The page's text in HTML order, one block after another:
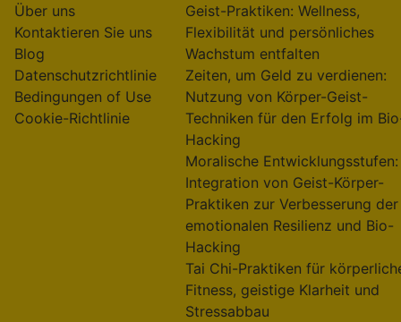
Über uns
Kontaktieren Sie uns
Blog
Datenschutzrichtlinie
Bedingungen of Use
Cookie-Richtlinie
Geist-Praktiken: Wellness,
Flexibilität und persönliches
Wachstum entfalten
Zeiten, um Geld zu verdienen:
Nutzung von Körper-Geist-
Techniken für den Erfolg im
Hacking
Moralische Entwicklungsstufen:
Integration von Geist-Körper-
Praktiken zur Verbesserung der
emotionalen Resilienz und Bio-
Hacking
Tai Chi-Praktiken für
Fitness, geistige Klarheit und
Stressabbau